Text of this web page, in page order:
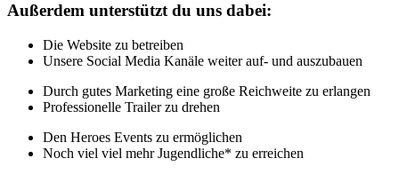
Außerdem unterstützt du uns dabei:
Die Website zu betreiben
Unsere Social Media Kanäle weiter auf- und auszubauen
Durch gutes Marketing eine große Reichweite zu erlangen
Professionelle Trailer zu drehen
Den Heroes Events zu ermöglichen
Noch viel viel mehr Jugendliche* zu erreichen